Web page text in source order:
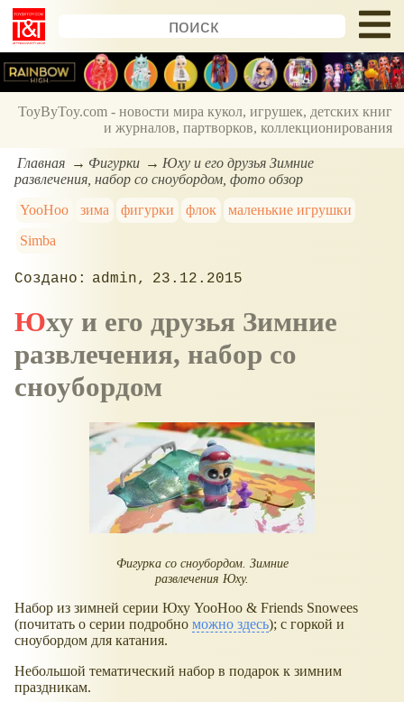
ToyByToy.com - новости мира кукол, игрушек, детских книг
и журналов, партворков, коллекционирования
Главная Фигурки
Юху и его друзья Зимние
развлечения, набор со сноубордом, фото обзор
YooHoo
зима фигурки флок
маленькие игрушки
Simba
admin 23.12.2015
Юху и его друзья Зимние
развлечения, набор со
сноубордом
Фигурка со сноубордом. Зимние
развлечения Юху.
Набор из зимней серии Юху YooHoo & Friends Snowees
(почитать о серии подробно можно здесь); с горкой и
сноубордом для катания.
Небольшой тематический набор в подарок к зимним
праздникам.